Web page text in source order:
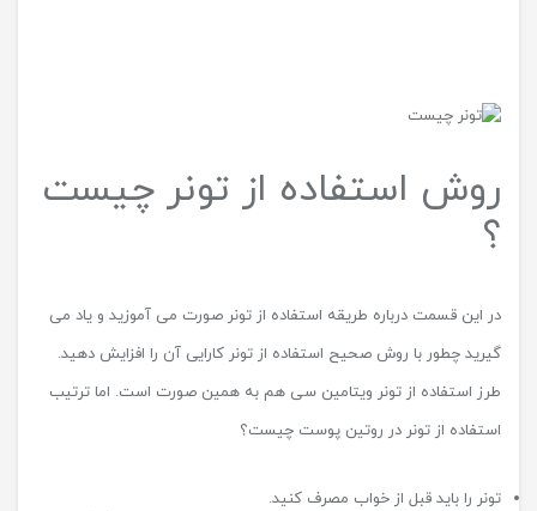
روش استفاده از تونر چیست
؟
در این قسمت درباره طریقه استفاده از تونر صورت می‌ آموزید و یاد می
گیرید چطور با روش صحیح استفاده از تونر کارایی آن را افزایش دهید.
طرز استفاده از تونر ویتامین سی هم به همین صورت است. اما ترتیب
استفاده از تونر در روتین پوست چیست؟
تونر را باید قبل از خواب مصرف کنید.